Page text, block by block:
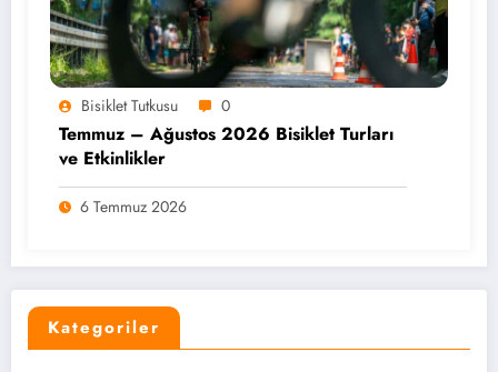
Bisiklet Tutkusu 0
Temmuz – Ağustos 2026 Bisiklet Turları
ve Etkinlikler
6 Temmuz 2026
Kategoriler